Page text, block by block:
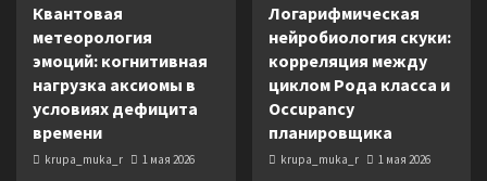
Квантовая
метеорология
эмоций: когнитивная
нагрузка аксиомы в
условиях дефицита
времени
krupa_muka_r 1 мая 2026
Логарифмическая
нейробиология скуки:
корреляция между
циклом Рода класса и
Occupancy
планировщика
krupa_muka_r 1 мая 2026